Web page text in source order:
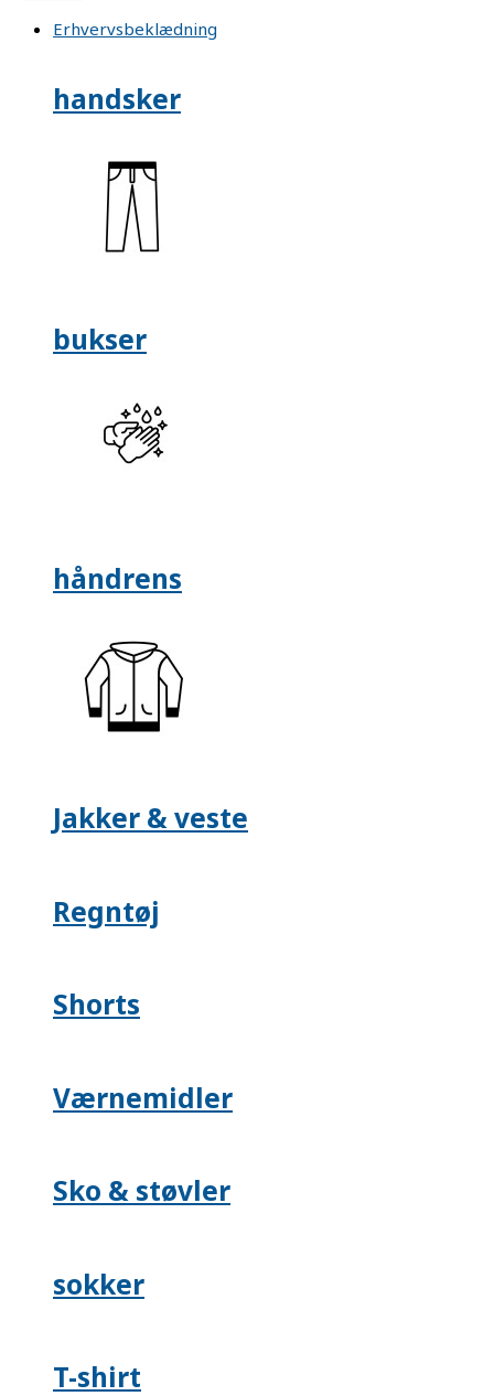
Erhvervsbeklædning
handsker
bukser
håndrens
Jakker & veste
Regntøj
Shorts
Værnemidler
Sko & støvler
sokker
T-shirt